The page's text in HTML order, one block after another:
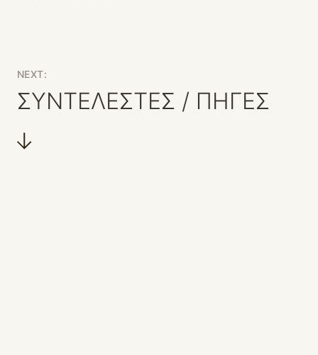
NEXT:
ΣΥΝΤΕΛΕΣΤΕΣ / ΠΗΓΕΣ